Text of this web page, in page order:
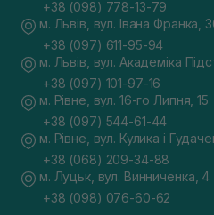
+38 (098) 778-13-79
м. Львів, вул. Івана Франка,
+38 (097) 611-95-94
м. Львів, вул. Академіка
+38 (097) 101-97-16
м. Рівне, вул. 16-го Липня, 15
+38 (097) 544-61-44
м. Рівне, вул. Кулика і
+38 (068) 209-34-88
м. Луцьк, вул. Винниченка, 4
+38 (098) 076-60-62